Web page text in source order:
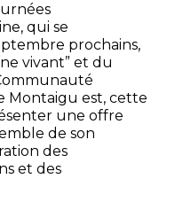
qui se
prochains,
vivant” et du
Montaigu est, cette
une offre
de son
des
et des